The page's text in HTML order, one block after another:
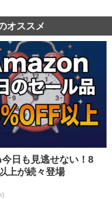
オススメ
日も見逃せない！8
上が続々登場